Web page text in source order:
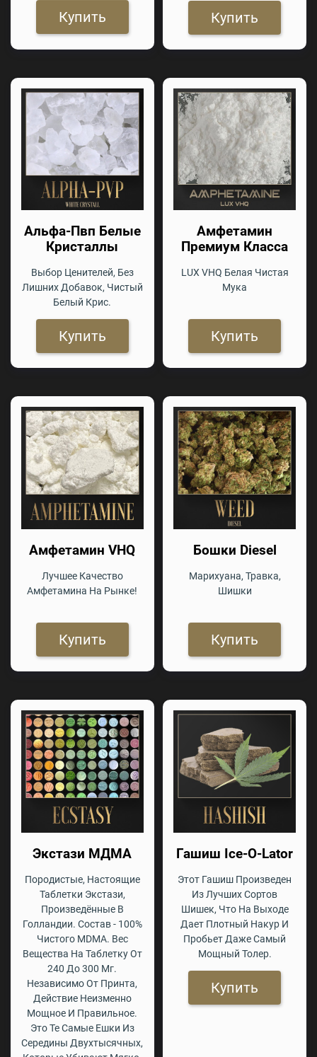
Купить Купить
Альфа-Пвп Белые
Кристаллы
Выбор Ценителей, Без
Лишних Добавок, Чистый
Белый Крис.
Купить
Амфетамин
Премиум Класса
LUX VHQ Белая Чистая
Мука
Купить
Амфетамин VHQ
Лучшее Качество
Амфетамина На Рынке!
Купить
Бошки Diesel
Марихуана, Травка,
Шишки
Купить
Экстази МДМА
Породистые, Настоящие
Таблетки Экстази,
Произведённые В
Голландии. Состав - 100%
Чистого MDMA. Вес
Вещества На Таблетку От
240 До 300 Мг.
Независимо От Принта,
Действие Неизменно
Мощное И Правильное.
Это Те Самые Ешки Из
Середины Двухтысячных,
Гашиш Ice-O-Lator
Этот Гашиш Произведен
Из Лучших Сортов
Шишек, Что На Выходе
Дает Плотный Накур И
Пробьет Даже Самый
Мощный Толер.
Купить